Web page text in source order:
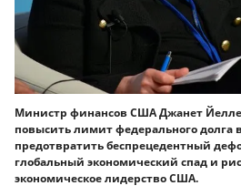
Министр финансов США Джанет
повысить лимит федерального долга
предотвратить беспрецедентный
глобальный экономический спад и
экономическое лидерство США.